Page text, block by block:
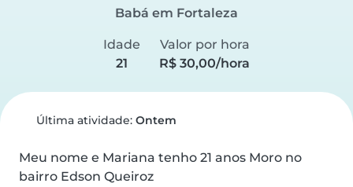
Babá em Fortaleza
Idade
21
Valor por hora
R$ 30,00/hora
Última atividade: Ontem
Meu nome e Mariana tenho 21 anos Moro no
bairro Edson Queiroz